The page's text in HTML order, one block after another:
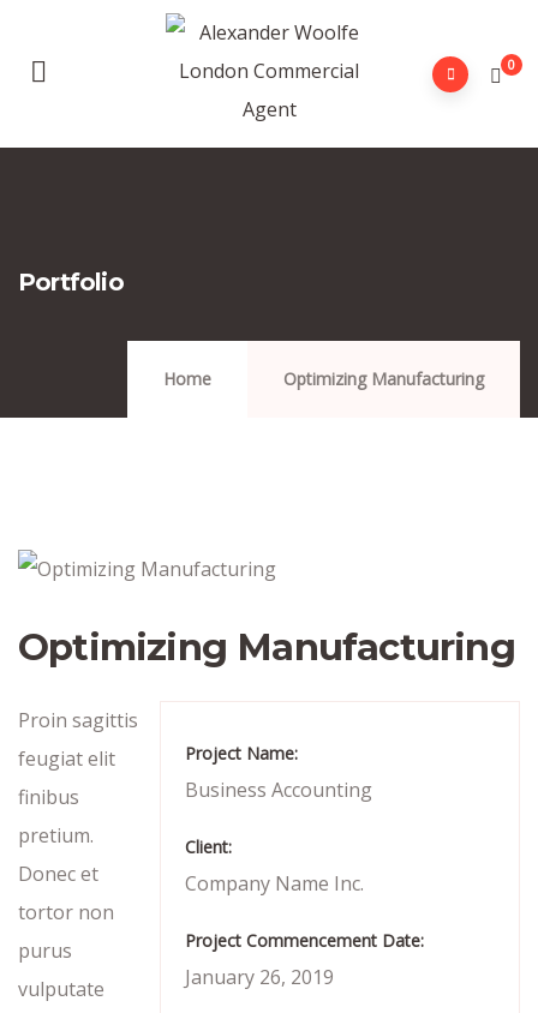
0
Portfolio
Home Optimizing Manufacturing
Optimizing Manufacturing
Project Name:
Business Accounting
Client:
Company Name Inc.
Project Commencement Date:
January 26, 2019
Proin sagittis
feugiat elit
finibus
pretium.
Donec et
tortor non
purus
vulputate